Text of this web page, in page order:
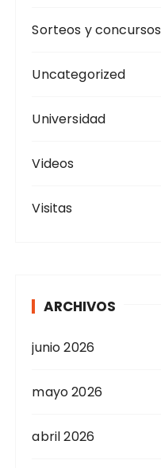
Sorteos y concursos
Uncategorized
Universidad
Videos
Visitas
ARCHIVOS
junio 2026
mayo 2026
abril 2026